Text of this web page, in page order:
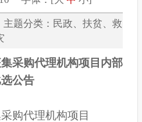
题分类：民政、扶贫、救
采购代理机构项目内部
选公告
购代理机构项目